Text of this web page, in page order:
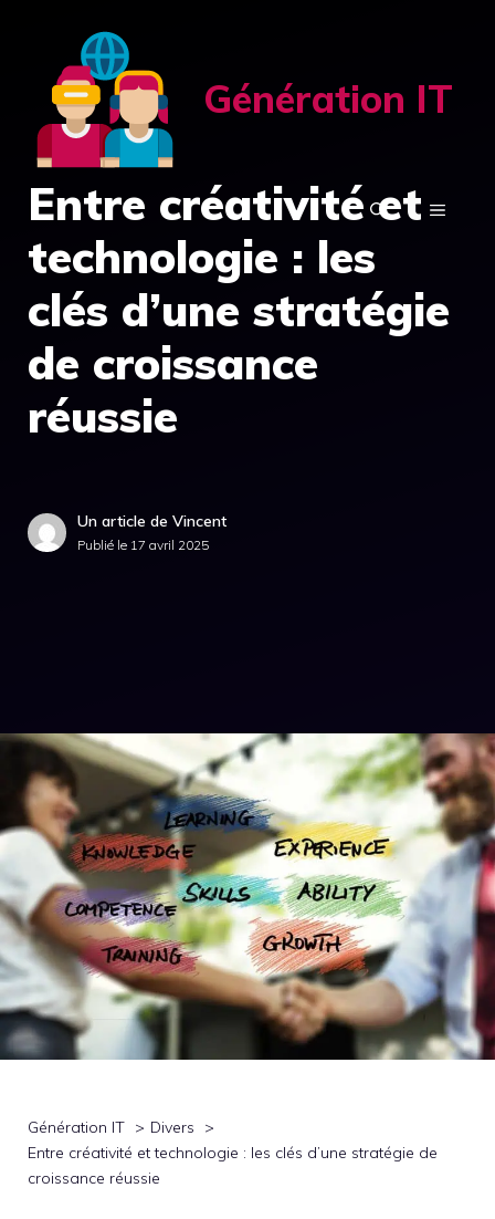
contenu
Génération IT
MENU
Entre créativité et
technologie : les
clés d’une stratégie
de croissance
réussie
Un article de Vincent
Publié le 17 avril 2025
Génération IT
Divers
Entre créativité et technologie : les clés d’une stratégie de
croissance réussie